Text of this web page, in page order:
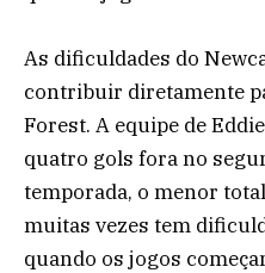
As dificuldades do
contribuir diretamente
Forest. A equipe de
quatro gols fora no
temporada, o menor
muitas vezes tem
quando os jogos